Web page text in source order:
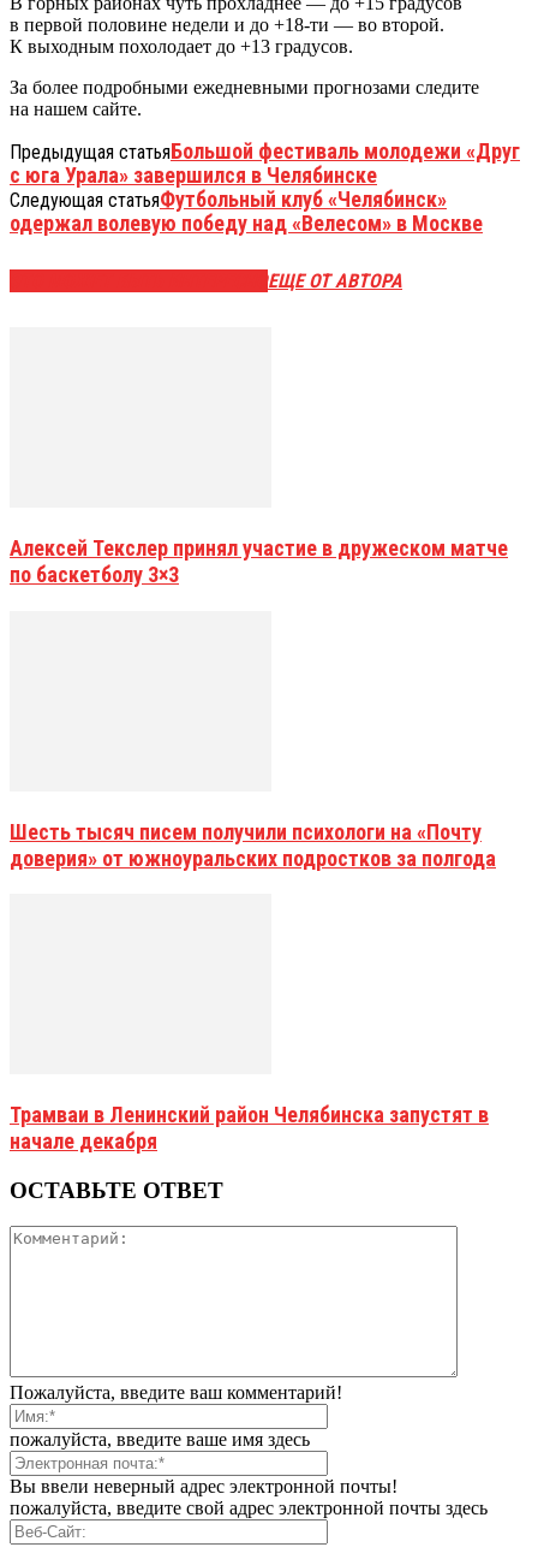
в первой половине недели и до +18-ти — во второй.
К выходным похолодает до +13 градусов.
За более подробными ежедневными прогнозами следите
на нашем сайте.
Предыдущая статьяБольшой фестиваль молодежи «Друг
с юга Урала» завершился в Челябинске
Следующая статьяФутбольный клуб «Челябинск»
одержал волевую победу над «Велесом» в Москве
ЕЩЕ ОТ АВТОРА
Алексей Текслер принял участие в дружеском матче
по баскетболу 3×3
Шесть тысяч писем получили психологи на «Почту
доверия» от южноуральских подростков за полгода
Трамваи в Ленинский район Челябинска запустят в
начале декабря
ОСТАВЬТЕ ОТВЕТ
Пожалуйста, введите ваш комментарий!
пожалуйста, введите ваше имя здесь
Вы ввели неверный адрес электронной почты!
пожалуйста, введите свой адрес электронной почты здесь